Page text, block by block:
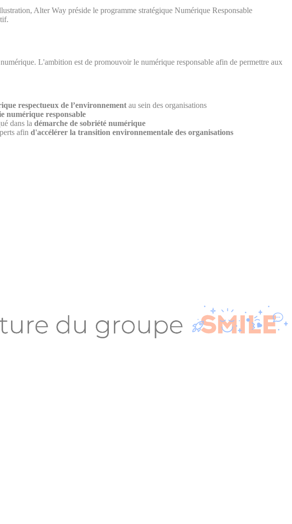
Alter Way préside le programme stratégique Numérique Responsable
L'ambition est de promouvoir le numérique responsable afin de permettre aux
respectueux de l’environnement au sein des organisations
numérique responsable
dans la démarche de sobriété numérique
afin d'accélérer la transition environnementale des organisations